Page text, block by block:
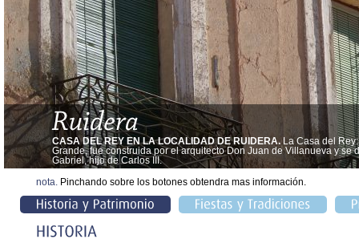
CASA DEL REY EN LA LOCALIDAD DE RUIDERA.La Casa del
Grande, fue construida por el arquitecto Don Juan de Villanueva y se
Gabriel, hijo de Carlos III.
nota. Pinchando sobre los botones obtendra mas información.